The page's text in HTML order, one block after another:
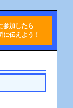
参加したら
伝えよう！